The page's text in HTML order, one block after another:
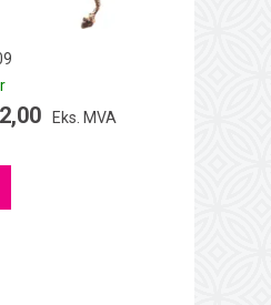
Eks. MVA